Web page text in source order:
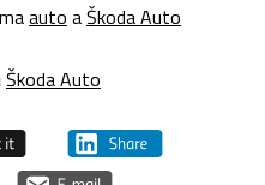
auto aŠkoda Auto
Škoda Auto